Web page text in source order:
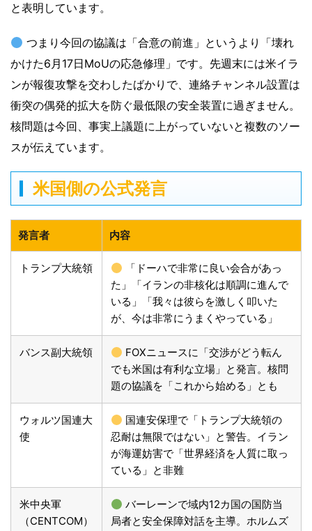
と表明しています。
つまり今回の協議は「合意の前進」というより「壊れ
かけた6月17日MoUの応急修理」です。先週末には米イラ
ンが報復攻撃を交わしたばかりで、連絡チャンネル設置は
衝突の偶発的拡大を防ぐ最低限の安全装置に過ぎません。
核問題は今回、事実上議題に上がっていないと複数のソー
スが伝えています。
米国側の公式発言
発言者 内容
トランプ大統領
「ドーハで非常に良い会合があっ
た」「イランの非核化は順調に進んで
いる」「我々は彼らを激しく叩いた
が、今は非常にうまくやっている」
バンス副大統領
FOXニュースに「交渉がどう転ん
でも米国は有利な立場」と発言。核問
題の協議を「これから始める」とも
ウォルツ国連大
使
国連安保理で「トランプ大統領の
忍耐は無限ではない」と警告。イラン
が海運妨害で「世界経済を人質に取っ
ている」と非難
米中央軍
（CENTCOM）
バーレーンで域内12カ国の国防当
局者と安全保障対話を主導。ホルムズ